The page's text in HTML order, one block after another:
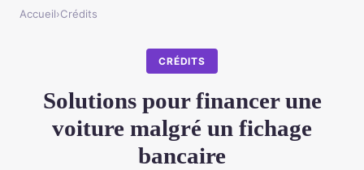
Accueil›Crédits
CRÉDITS
Solutions pour financer une
voiture malgré un fichage
bancaire